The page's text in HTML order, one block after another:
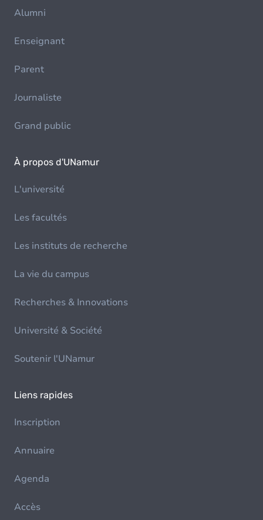
Alumni
Enseignant
Parent
Journaliste
Grand public
À propos d'UNamur
L'université
Les facultés
Les instituts de recherche
La vie du campus
Recherches & Innovations
Université & Société
Soutenir l'UNamur
Liens rapides
Inscription
Annuaire
Agenda
Accès